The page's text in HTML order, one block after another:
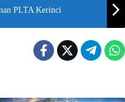
PLTA Kerinci